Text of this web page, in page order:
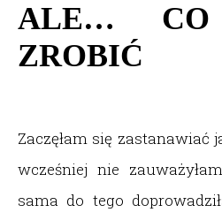
ALE… CO
ZROBIĆ
Zaczęłam się zastanawiać
wcześniej nie
sama do tego